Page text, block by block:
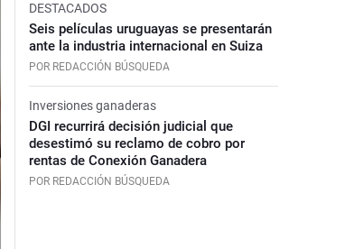
DESTACADOS
Seis películas uruguayas se presentarán
ante la industria internacional en Suiza
POR REDACCIÓN BÚSQUEDA
Inversiones ganaderas
DGI recurrirá decisión judicial que
desestimó su reclamo de cobro por
rentas de Conexión Ganadera
POR REDACCIÓN BÚSQUEDA